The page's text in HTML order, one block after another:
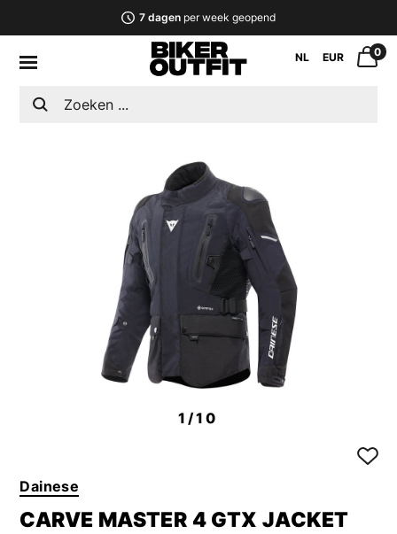
7 dagenper week geopend
NL EUR 0
1/10
Dainese
CARVE MASTER 4 GTX JACKET